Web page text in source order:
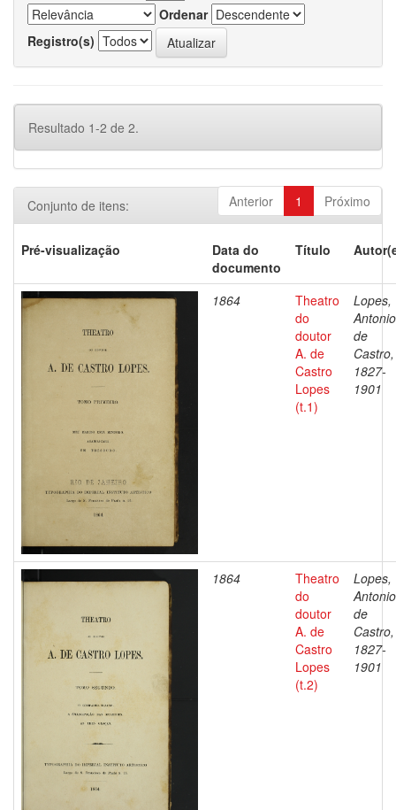
Ordenar
Registro(s)
Resultado 1-2 de 2.
Anterior 1 Próximo
Conjunto de itens:
Pré-visualização
Data do
documento
Título
1864
Theatro
do
doutor
A. de
Castro
Lopes
(t.1)
Lopes,
Antonio
de
Castro,
1827-
1901
1864
Theatro
do
doutor
A. de
Castro
Lopes
(t.2)
Lopes,
Antonio
de
Castro,
1827-
1901